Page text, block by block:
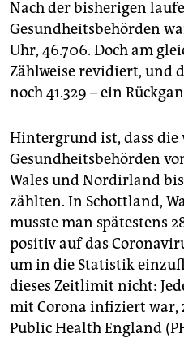
abo
genossenschaft
epaper login
Nach der bisherigen
Gesundheitsbehörden
Uhr, 46.706. Doch am
Zählweise revidiert, und
noch 41.329 – ein
Hintergrund ist, dass die
Gesundheitsbehörden
Wales und Nordirland
zählten. In Schottland,
musste man spätestens
positiv auf das
um in die Statistik
dieses Zeitlimit nicht:
mit Corona infiziert war,
Public Health England